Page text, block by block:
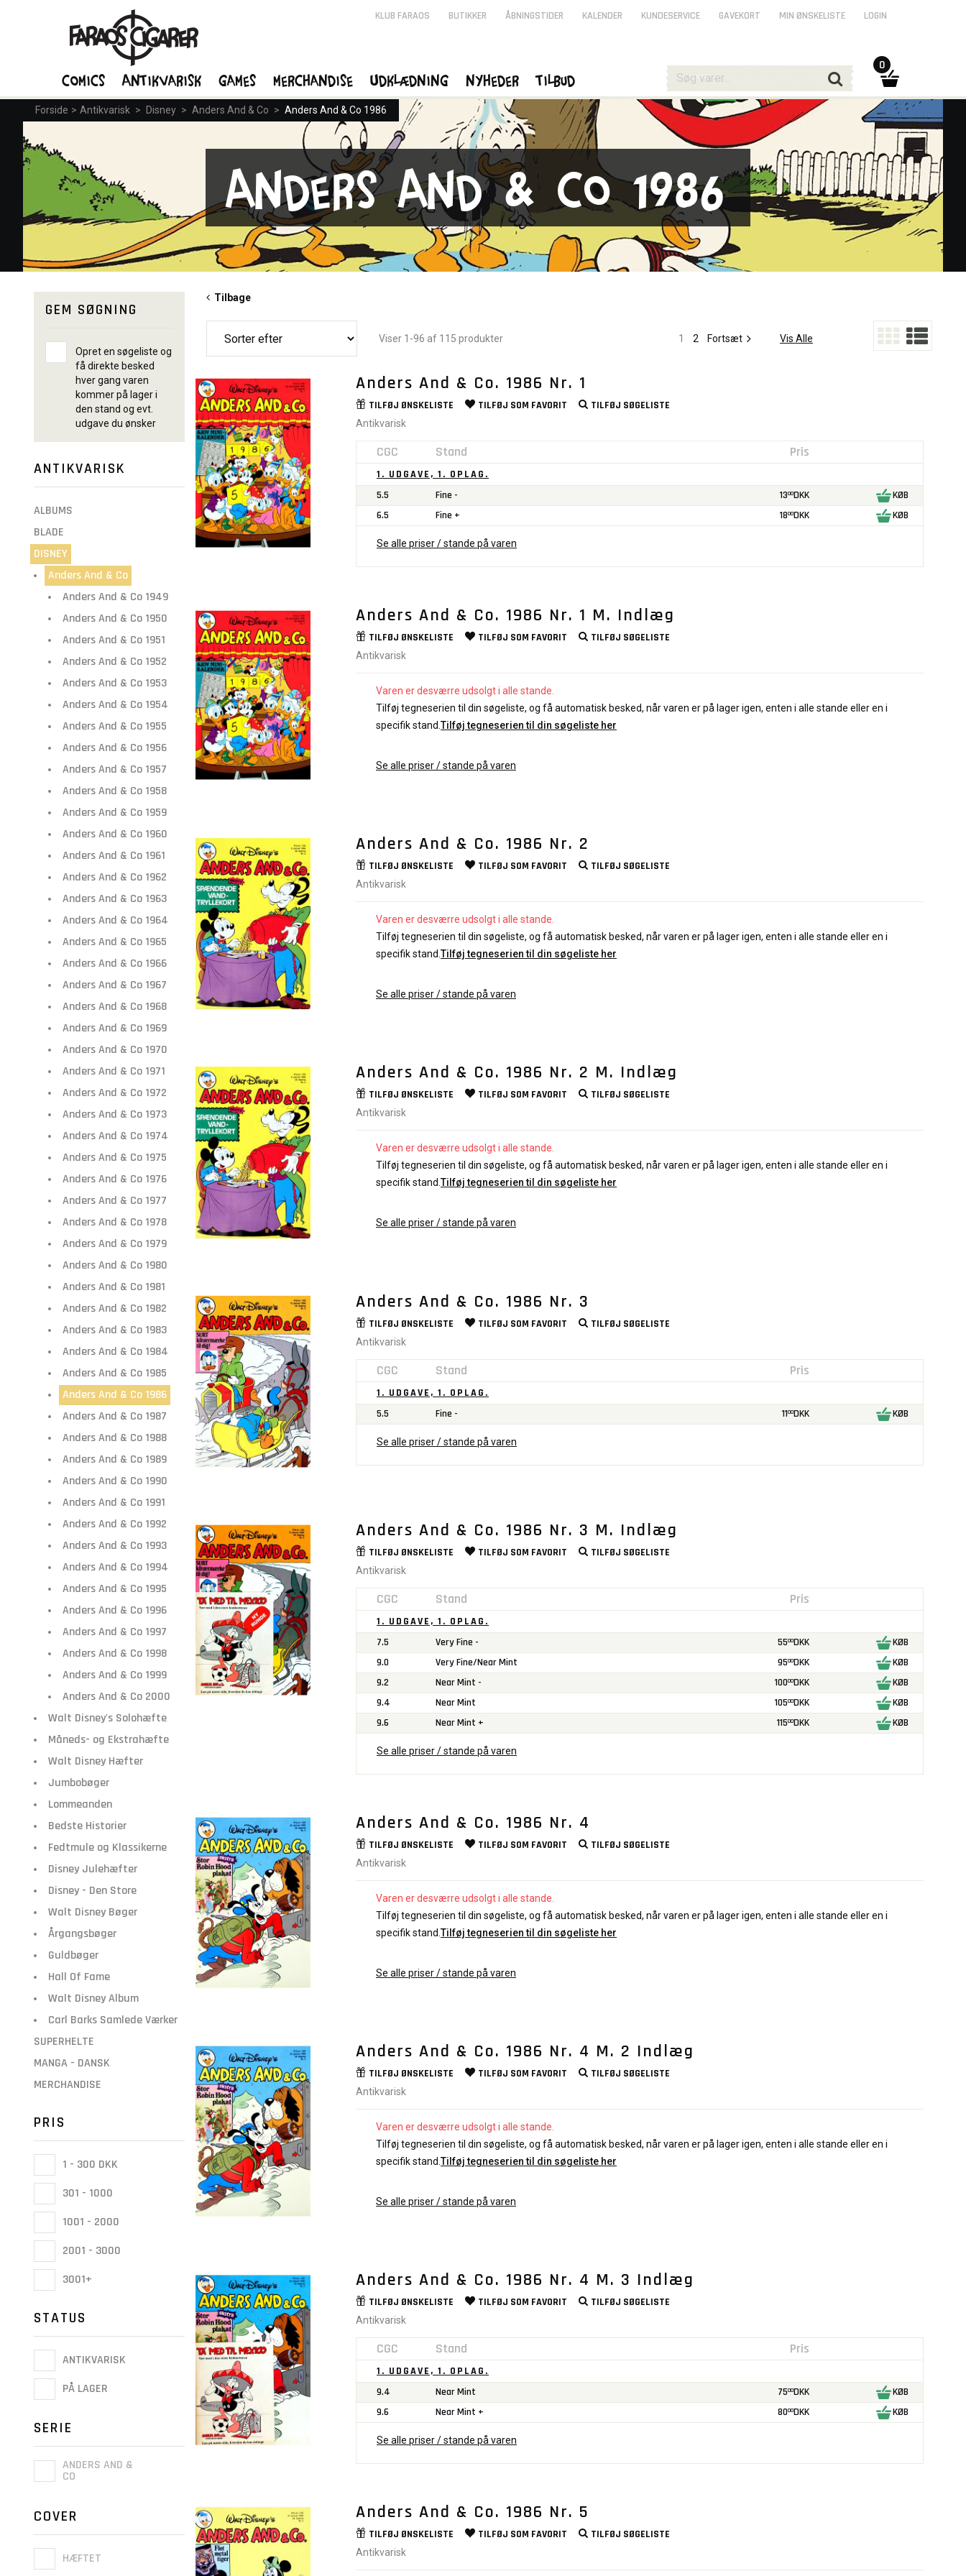
Forside > Antikvarisk > Disney > Anders And & Co > Anders And & Co 1986
Anders And & Co 1986
GEM SØGNING
Opret en søgeliste og
få direkte besked
hver gang varen
kommer på lager i
den stand og evt.
udgave du ønsker
ANTIKVARISK
ALBUMS
BLADE
DISNEY
Anders And & Co
Anders And & Co 1949
Anders And & Co 1950
Anders And & Co 1951
Anders And & Co 1952
Anders And & Co 1953
Anders And & Co 1954
Anders And & Co 1955
Anders And & Co 1956
Anders And & Co 1957
Anders And & Co 1958
Anders And & Co 1959
Anders And & Co 1960
Anders And & Co 1961
Anders And & Co 1962
Anders And & Co 1963
Anders And & Co 1964
Anders And & Co 1965
Anders And & Co 1966
Anders And & Co 1967
Anders And & Co 1968
Anders And & Co 1969
Anders And & Co 1970
Anders And & Co 1971
Anders And & Co 1972
Anders And & Co 1973
Anders And & Co 1974
Anders And & Co 1975
Anders And & Co 1976
Anders And & Co 1977
Anders And & Co 1978
Anders And & Co 1979
Anders And & Co 1980
Anders And & Co 1981
Anders And & Co 1982
Anders And & Co 1983
Anders And & Co 1984
Anders And & Co 1985
Anders And & Co 1986
Anders And & Co 1987
Anders And & Co 1988
Anders And & Co 1989
Anders And & Co 1990
Anders And & Co 1991
Anders And & Co 1992
Anders And & Co 1993
Anders And & Co 1994
Anders And & Co 1995
Anders And & Co 1996
Anders And & Co 1997
Anders And & Co 1998
Anders And & Co 1999
Anders And & Co 2000
Walt Disney's Solohæfte
Måneds- og Ekstrahæfte
Walt Disney Hæfter
Jumbobøger
Lommeanden
Bedste Historier
Fedtmule og Klassikerne
Disney Julehæfter
Disney - Den Store
Walt Disney Bøger
Årgangsbøger
Guldbøger
Hall Of Fame
Walt Disney Album
Carl Barks Samlede Værker
SUPERHELTE
MANGA - DANSK
MERCHANDISE
PRIS
1 - 300 DKK
301 - 1000
1001 - 2000
2001 - 3000
3001+
STATUS
ANTIKVARISK
PÅ LAGER
SERIE
ANDERS AND &
CO
COVER
HÆFTET
Tilbage
Viser 1-96 af 115 produkter 1 2 Fortsæt Vis Alle
Anders And & Co. 1986 Nr. 1
TILFØJ ØNSKELISTE TILFØJ SOM FAVORIT TILFØJ SØGELISTE
Antikvarisk
CGC Stand Pris
1. UDGAVE, 1. OPLAG.
5.5
Fine - 1300DKK
KØB
6.5
Fine + 1800DKK KØB
Se alle priser / stande på varen
Anders And & Co. 1986 Nr. 1 M. Indlæg
TILFØJ ØNSKELISTE TILFØJ SOM FAVORIT TILFØJ SØGELISTE
Antikvarisk
Varen er desværre udsolgt i alle stande.
Tilføj tegneserien til din søgeliste, og få automatisk besked, når varen er på lager igen, enten i alle stande eller en i
specifik stand. Tilføj tegneserien til din søgeliste her
Se alle priser / stande på varen
Anders And & Co. 1986 Nr. 2
TILFØJ ØNSKELISTE TILFØJ SOM FAVORIT TILFØJ SØGELISTE
Antikvarisk
Varen er desværre udsolgt i alle stande.
Tilføj tegneserien til din søgeliste, og få automatisk besked, når varen er på lager igen, enten i alle stande eller en i
specifik stand.Tilføj tegneserien til din søgeliste her
Se alle priser / stande på varen
Anders And & Co. 1986 Nr. 2 M. Indlæg
TILFØJ ØNSKELISTE TILFØJ SOM FAVORIT TILFØJ SØGELISTE
Antikvarisk
Varen er desværre udsolgt i alle stande.
Tilføj tegneserien til din søgeliste, og få automatisk besked, når varen er på lager igen, enten i alle stande eller en i
specifik stand.Tilføj tegneserien til din søgeliste her
Se alle priser / stande på varen
Anders And & Co. 1986 Nr. 3
TILFØJ ØNSKELISTE TILFØJ SOM FAVORIT TILFØJ SØGELISTE
Antikvarisk
CGC Stand Pris
1. UDGAVE, 1. OPLAG.
5.5
Fine - 1100DKK KØB
Se alle priser / stande på varen
Anders And & Co. 1986 Nr. 3 M. Indlæg
TILFØJ ØNSKELISTE TILFØJ SOM FAVORIT TILFØJ SØGELISTE
Antikvarisk
CGC Stand Pris
1. UDGAVE, 1. OPLAG.
7.5
Very Fine - 5500DKK
KØB
9.0
Very Fine/Near Mint 9500DKK
KØB
9.2
Near Mint - 10000DKK
KØB
9.4
Near Mint 10500DKK
KØB
9.6
Near Mint + 11500DKK KØB
Se alle priser / stande på varen
Anders And & Co. 1986 Nr. 4
TILFØJ ØNSKELISTE TILFØJ SOM FAVORIT TILFØJ SØGELISTE
Antikvarisk
Varen er desværre udsolgt i alle stande.
Tilføj tegneserien til din søgeliste, og få automatisk besked, når varen er på lager igen, enten i alle stande eller en i
specifik stand. Tilføj tegneserien til din søgeliste her
Se alle priser / stande på varen
Anders And & Co. 1986 Nr. 4 M. 2 Indlæg
TILFØJ ØNSKELISTE TILFØJ SOM FAVORIT TILFØJ SØGELISTE
Antikvarisk
Varen er desværre udsolgt i alle stande.
Tilføj tegneserien til din søgeliste, og få automatisk besked, når varen er på lager igen, enten i alle stande eller en i
specifik stand. Tilføj tegneserien til din søgeliste her
Se alle priser / stande på varen
Anders And & Co. 1986 Nr. 4 M. 3 Indlæg
TILFØJ ØNSKELISTE TILFØJ SOM FAVORIT TILFØJ SØGELISTE
Antikvarisk
CGC Stand Pris
1. UDGAVE, 1. OPLAG.
9.4
Near Mint 7500DKK
KØB
9.6
Near Mint + 8000DKK KØB
Se alle priser / stande på varen
Anders And & Co. 1986 Nr. 5
TILFØJ ØNSKELISTE TILFØJ SOM FAVORIT TILFØJ SØGELISTE
Antikvarisk
KLUB FARAOS BUTIKKER ÅBNINGSTIDER KALENDER KUNDESERVICE GAVEKORT MIN ØNSKELISTE LOGIN
Comics Antikvarisk Games Merchandise Udklædning Nyheder Tilbud
0